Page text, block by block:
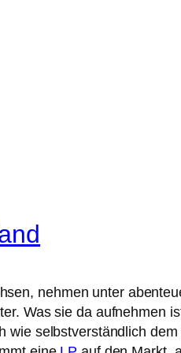
nehmen unter
Was sie da aufnehmen
selbstverständlich